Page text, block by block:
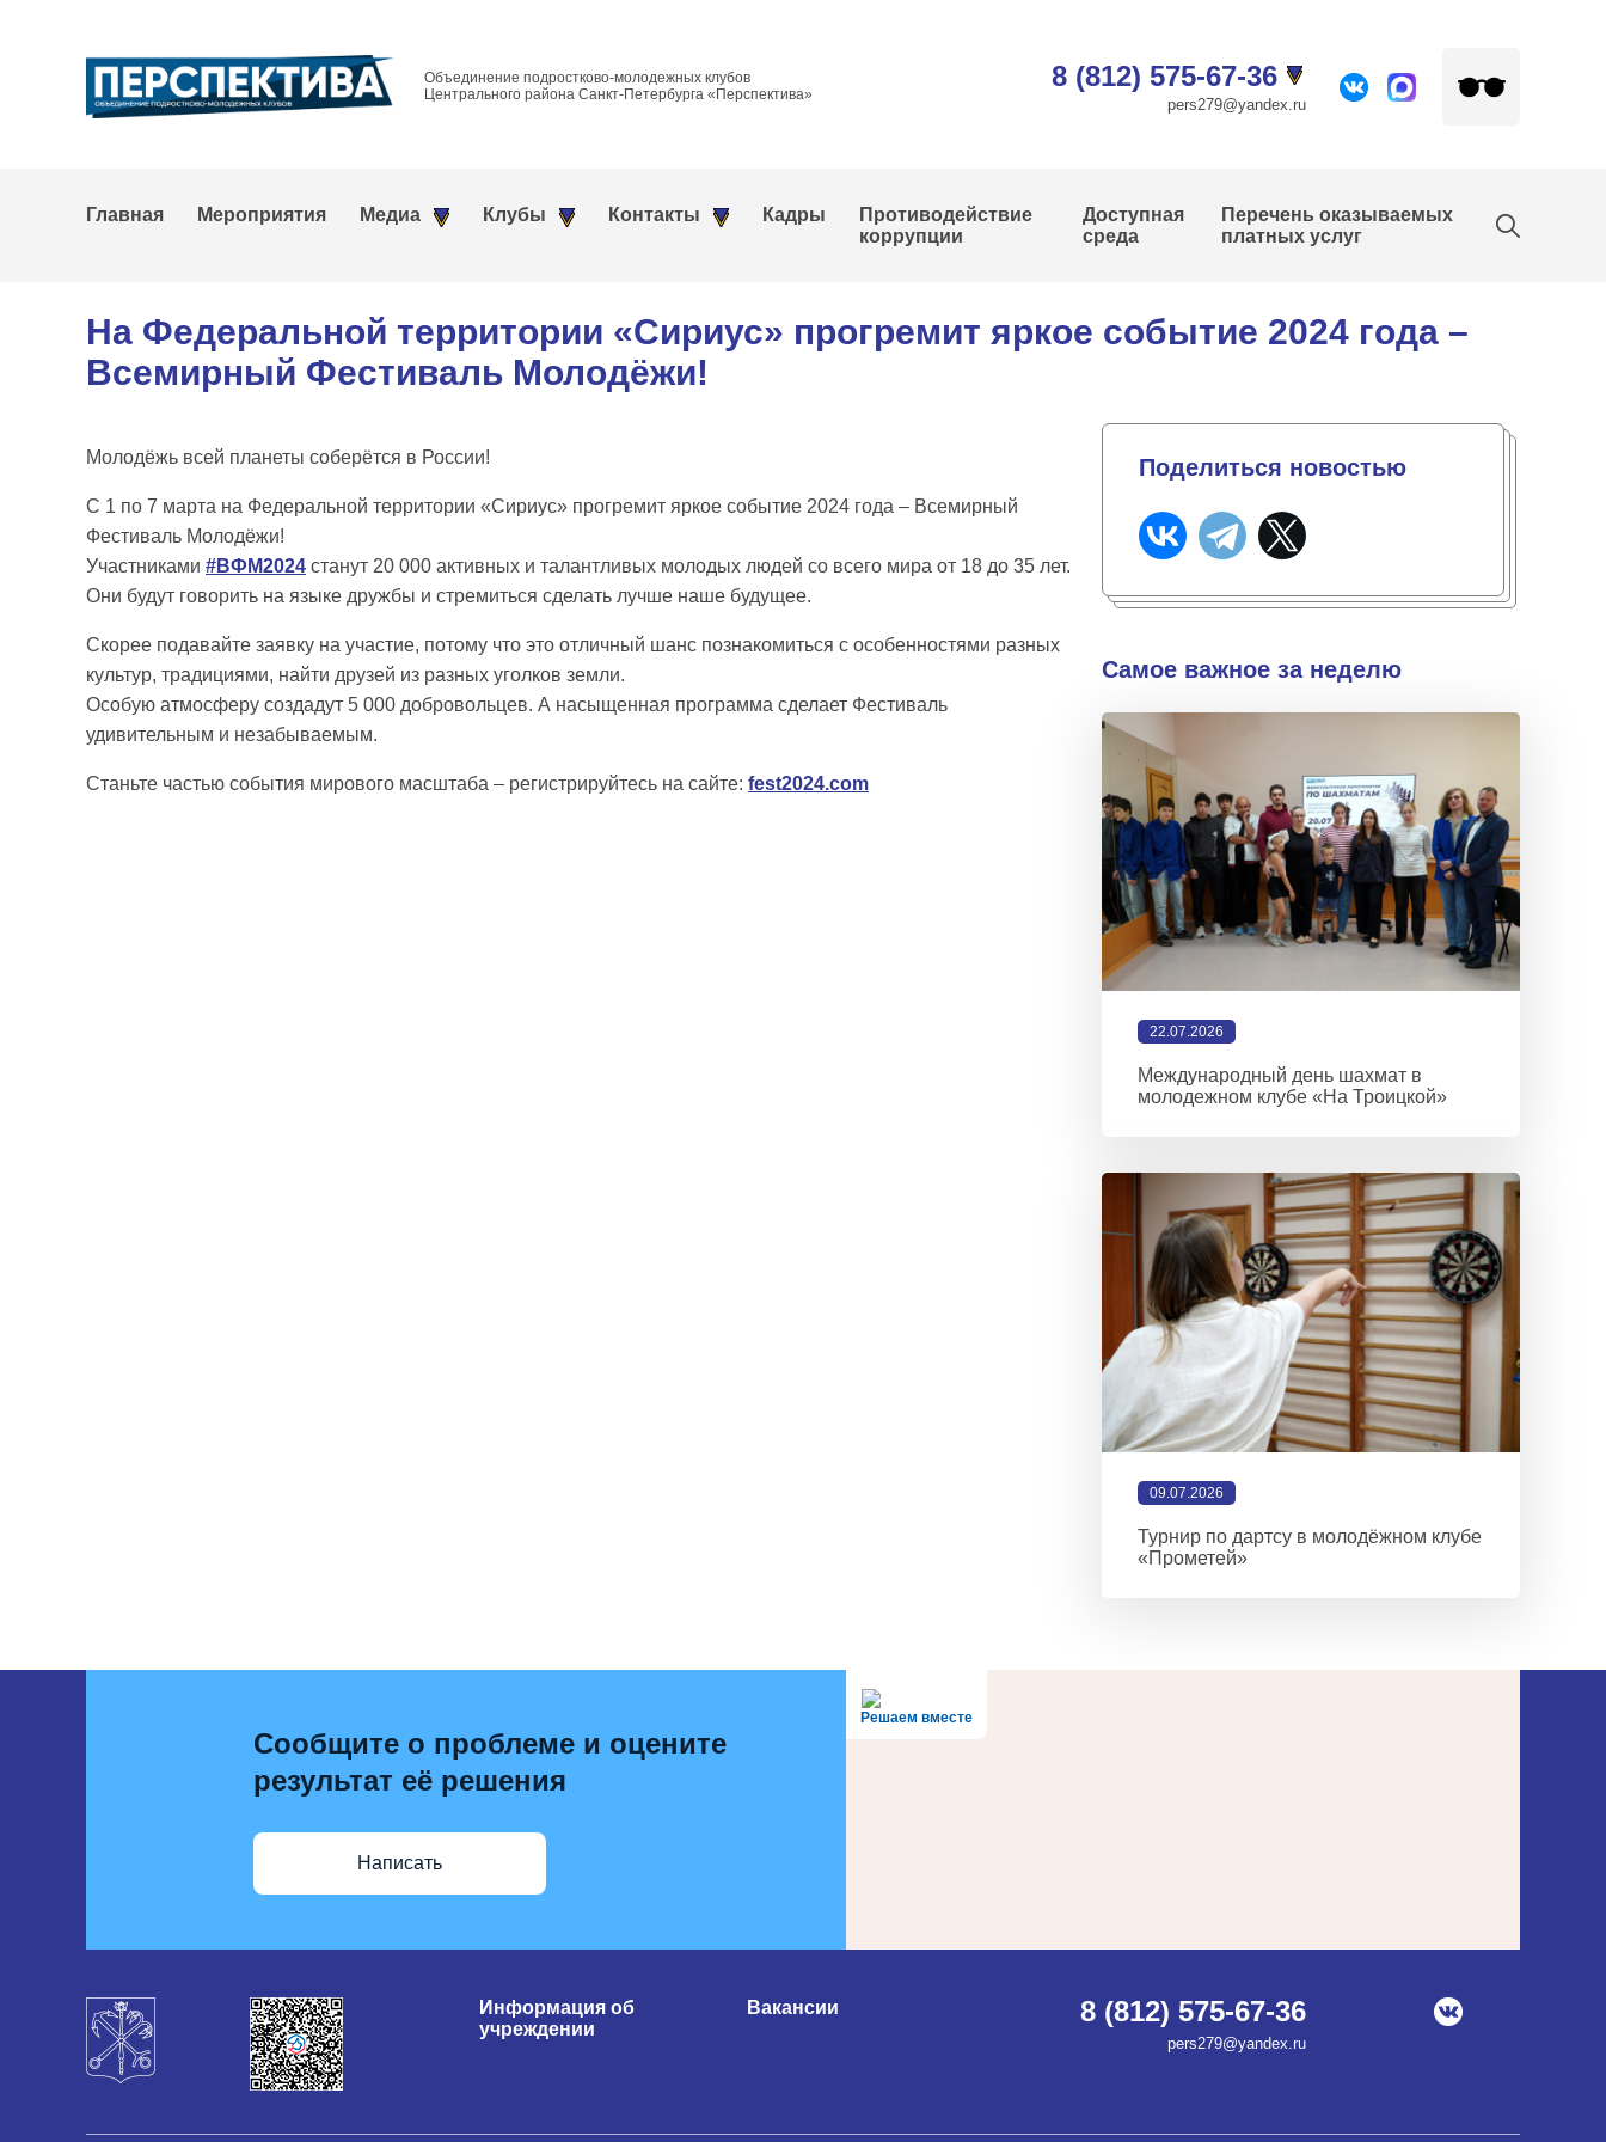
Объединение подростково-молодежных клубов
Центрального района Санкт-Петербурга «Перспектива»
8 (812) 575-67-36
pers279@yandex.ru
Главная Мероприятия Медиа Клубы Контакты Кадры
Противодействие
коррупции
Доступная
среда
Перечень оказываемых
платных услуг
На Федеральной территории «Сириус» прогремит яркое событие 2024 года –
Всемирный Фестиваль Молодёжи!
Молодёжь всей планеты соберётся в России!
С 1 по 7 марта на Федеральной территории «Сириус» прогремит яркое событие 2024 года – Всемирный
Фестиваль Молодёжи!
Участниками #ВФМ2024 станут 20 000 активных и талантливых молодых людей со всего мира от 18 до 35 лет.
Они будут говорить на языке дружбы и стремиться сделать лучше наше будущее.
Скорее подавайте заявку на участие, потому что это отличный шанс познакомиться с особенностями разных
культур, традициями, найти друзей из разных уголков земли.
Особую атмосферу создадут 5 000 добровольцев. А насыщенная программа сделает Фестиваль
удивительным и незабываемым.
Станьте частью события мирового масштаба – регистрируйтесь на сайте: fest2024.com
Поделиться новостью
Самое важное за неделю
22.07.2026
Международный день шахмат в
молодежном клубе «На Троицкой»
09.07.2026
Турнир по дартсу в молодёжном клубе
«Прометей»
Решаем вместе
Сообщите о проблеме и оцените
результат её решения
Написать
Информация об
учреждении
Вакансии 8 (812) 575-67-36
pers279@yandex.ru